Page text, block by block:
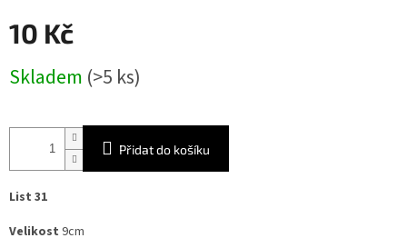
10 Kč
cena:
Skladem (>5 ks)
Přidat do košíku
List 31
Velikost 9cm